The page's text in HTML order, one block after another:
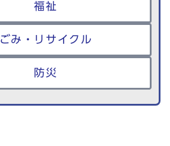
福祉
ごみ・リサイクル
防災